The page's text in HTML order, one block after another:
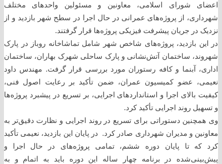
اعضای شورای اسلامی، معاونین و مسئولین واحدهای مختلف
شهرداری، از پروژه‌های عمرانی در حال اجرا در سطح شهر بازدید و از
نزدیک در جریان پیشرفت فیزیکی پروژه‌ها قرار گرفتند.
در این بازدید، پروژه‌های شاخص شهر شامل تماشاخانه روباز در پارک
شهروند، ساختمان آتش‌نشانی و پارک ساحلی شهرک بهاران، ساختمان
اداری، آبنما و کافه رستوران مورد بررسی قرار گرفت. مهندس داود
نعیمی، عضو کمیسیون عمران، ضمن تأکید بر رعایت اصول فنی،
کیفیت بالای اجرا و استانداردهای اجرایی، بر تسریع در پیشبرد پروژه‌ها
و تسهیل روند اجرایی تأکید کرد.
وی همچنین دستوراتی برای تسریع در روند اجرایی و نظارت دقیق‌تر به
معاونین و مدیران شهرداری صادر کرد. در پایان این بازدید، نعیمی تأکید
کرد که تا پایان دوره ششم، تمامی پروژه‌های در حال اجرا و
پیش‌بینی‌شده در برنامه چهار ساله این دوره باید به اتمام و به